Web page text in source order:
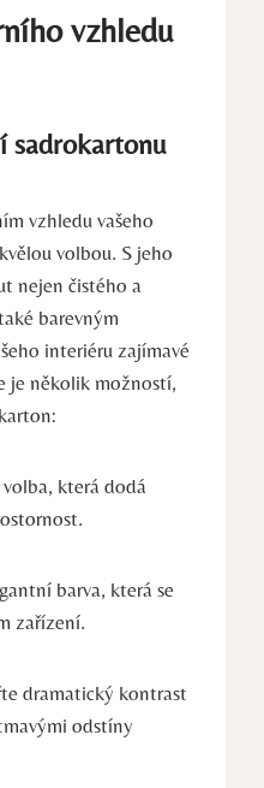
vzhledu
sadrokartonu
vzhledu vašeho
volbou. S jeho
nejen čistého a
barevným
interiéru zajímavé
je několik možností,
volba, která dodá
barva, která se
zařízení.
dramatický kontrast
odstíny